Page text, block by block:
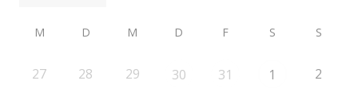
M D M D F S S
27 28 29 30 31 1 2